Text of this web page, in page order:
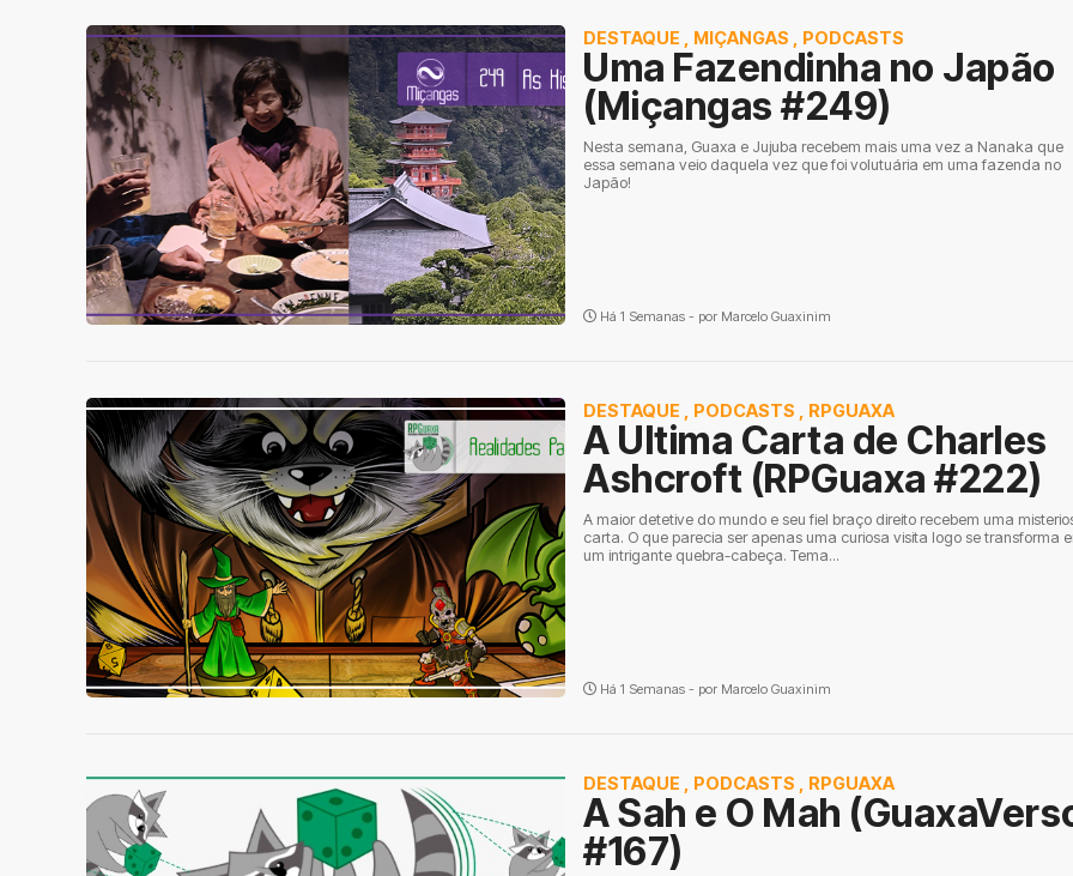
DESTAQUE MIÇANGAS PODCASTS
Uma Fazendinha no Japão
(Miçangas #249)
Nesta semana, Guaxa e Jujuba recebem mais uma vez a Nanaka que
essa semana veio daquela vez que foi volutuária em uma fazenda no
Japão!
Há 1 Semanas - por Marcelo Guaxinim
DESTAQUE PODCASTS RPGUAXA
A Ultima Carta de Charles
Ashcroft (RPGuaxa #222)
A maior detetive do mundo e seu fiel braço direito recebem uma
carta. O que parecia ser apenas uma curiosa visita logo se transforma
um intrigante quebra-cabeça. Tema...
Há 1 Semanas - por Marcelo Guaxinim
DESTAQUE PODCASTS RPGUAXA
A Sah e O Mah
#167)